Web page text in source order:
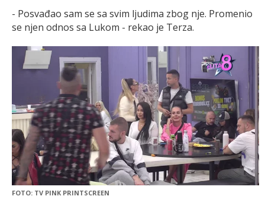
- Posvađao sam se sa svim ljudima zbog nje. Promenio
se njen odnos sa Lukom - rekao je Terza.
FOTO: TV PINK PRINTSCREEN